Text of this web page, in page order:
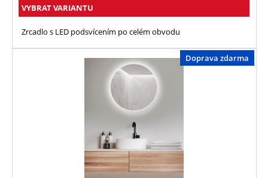
VYBRAT VARIANTU
Zrcadlo s LED podsvícením po celém obvodu
Doprava zdarma